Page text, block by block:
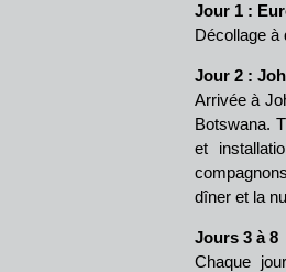
Jour 1 :
Décollage à
Jour 2 :
Arrivée à
Botswana.
et
dîner et la
Jours 3 à 8
Chaque